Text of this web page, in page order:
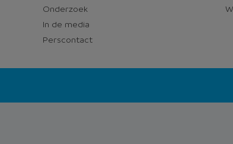
Onderzoek
In de media
Perscontact